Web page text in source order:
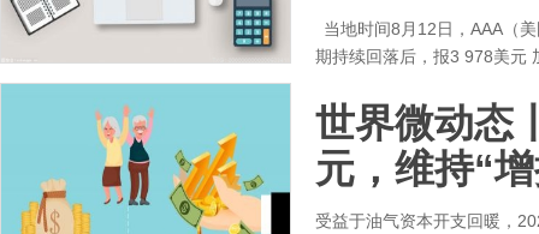
当地时间8月12日，AAA（
期持续回落后，报3 978美元
世界微动态
元，维持“
受益于油气资本开支回暖，